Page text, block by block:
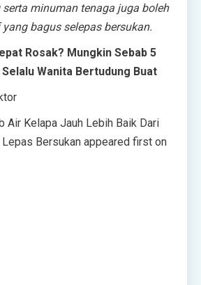
minuman tenaga juga boleh
bagus selepas bersukan.
Rosak? Mungkin Sebab 5
Wanita Bertudung Buat
Air Kelapa Jauh Lebih Baik Dari
Bersukan appeared first on